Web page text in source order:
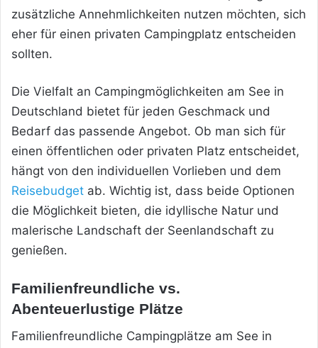
zusätzliche Annehmlichkeiten nutzen möchten, sich
eher für einen privaten Campingplatz entscheiden
sollten.
Die Vielfalt an Campingmöglichkeiten am See in
Deutschland bietet für jeden Geschmack und
Bedarf das passende Angebot. Ob man sich für
einen öffentlichen oder privaten Platz entscheidet,
hängt von den individuellen Vorlieben und dem
Reisebudget ab. Wichtig ist, dass beide Optionen
die Möglichkeit bieten, die idyllische Natur und
malerische Landschaft der Seenlandschaft zu
genießen.
Familienfreundliche vs.
Abenteuerlustige Plätze
Familienfreundliche Campingplätze am See in